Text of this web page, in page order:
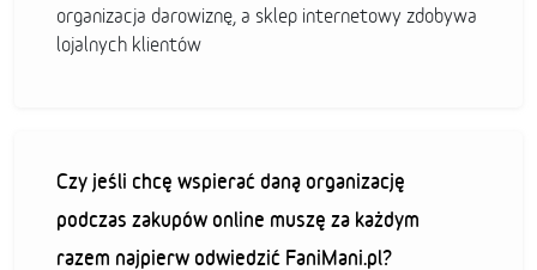
organizacja darowiznę, a sklep internetowy zdobywa
lojalnych klientów
Czy jeśli chcę wspierać daną organizację
podczas zakupów online muszę za każdym
razem najpierw odwiedzić FaniMani.pl?